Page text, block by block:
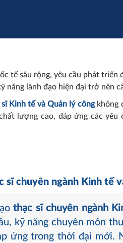
tế sâu rộng, yêu cầu phát
năng lãnh đạo hiện đại trở nên
Kinh tế và Quản lý côngkhông
lượng cao, đáp ứng các
sĩ chuyên ngành Kinh tế
thạc sĩ chuyên ngành
kỹ năng chuyên môn
ứng trong thời đại mới.